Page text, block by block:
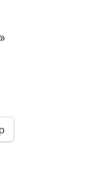
з тобою»